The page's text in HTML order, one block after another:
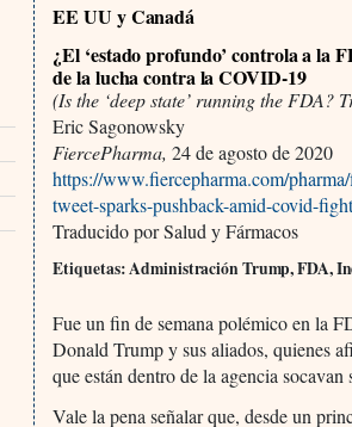
EE UU y Canadá
¿El ‘estado profundo’ controla a la
de la lucha contra la COVID-19
(Is the ‘deep state’ running the FDA?
Eric Sagonowsky
FiercePharma, 24 de agosto de 2020
https://www.fiercepharma.com/
tweet-sparks-pushback-amid-covid-
Traducido por Salud y Fármacos
Etiquetas: Administración Trump, FDA,
Fue un fin de semana polémico en la
Donald Trump y sus aliados, quienes
que están dentro de la agencia
Vale la pena señalar que, desde un